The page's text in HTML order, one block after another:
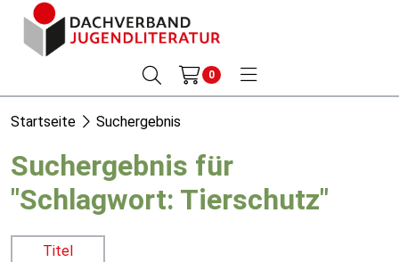
0
Startseite Suchergebnis
Suchergebnis für
"Schlagwort: Tierschutz"
Titel